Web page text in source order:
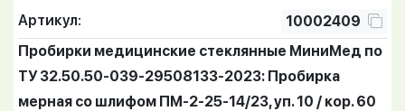
Артикул:
10002409
Пробирки медицинские стеклянные МиниМед по
ТУ 32.50.50-039-29508133-2023: Пробирка
мерная со шлифом ПМ-2-25-14/23, уп. 10 / кор. 60